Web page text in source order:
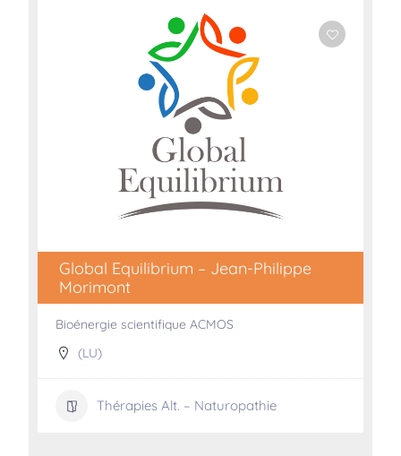
Global Equilibrium – Jean-Philippe
Morimont
Bioénergie scientifique ACMOS
(LU)
Thérapies Alt. – Naturopathie